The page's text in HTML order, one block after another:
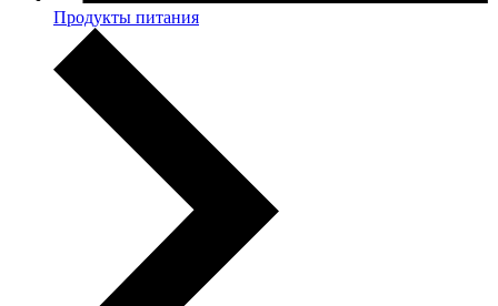
Продукты питания